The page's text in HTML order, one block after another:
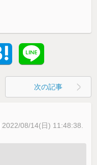
次の記事
2022/08/14(日) 11:48:38.